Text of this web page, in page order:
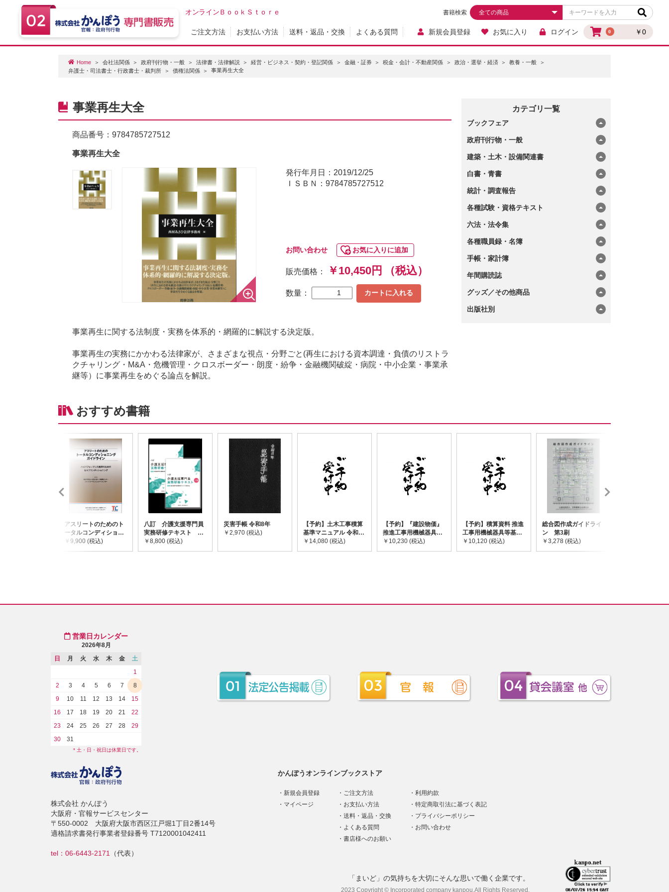
オンラインＢｏｏｋＳｔｏｒｅ
0 ￥0
書籍検索
ご注文方法 お支払い方法 送料・返品・交換 よくある質問 新規会員登録 お気に入り ログイン
Home 会社法関係 政府刊行物・一般 法律書・法律解説 経営・ビジネス・契約・登記関係 金融・証券 税金・会計・不動産関係 政治・選挙・経済
教養・一般
弁護士・司法書士・行政書士・裁判所
債権法関係 事業再生大全
カテゴリ一覧
ブックフェア
政府刊行物・一般
建築・土木・設備関連書
白書・青書
統計・調査報告
各種試験・資格テキスト
六法・法令集
各種職員録・名簿
手帳・家計簿
年間購読誌
グッズ／その他商品
出版社別
事業再生大全
商品番号： 9784785727512
事業再生大全
発行年月日：2019/12/25
ＩＳＢＮ：9784785727512
お問い合わせ お気に入りに追加
販売価格： ￥10,450円 （税込）
数量： カートに入れる
事業再生に関する法制度・実務を体系的・網羅的に解説する決定版。
事業再生の実務にかかわる法律家が、さまざまな視点・分野ごと(再生における資本調達・負債のリストラ
クチャリング・M&A・危機管理・クロスボーダー・朗度・紛争・金融機関破綻・病院・中小企業・事業承
継等）に事業再生をめぐる論点を解説。
おすすめ書籍
アスリートのためのト
ータルコンディショニ
ングガイドライン
￥9,900 (税込)
八訂 介護支援専門員
実務研修テキスト
(上・下巻/分売不可)
￥8,800 (税込)
災害手帳 令和8年
￥2,970 (税込)
【予約】土木工事積算
基準マニュアル 令和8
年度版 ※2026年8月
下旬発売予定
￥14,080 (税込)
【予約】『建設物価』
推進工事用機械器具等
基礎価格表 2026年度
版 ※2026/8/31発売予
￥10,230 (税込)
【予約】積算資料 推進
工事用機械器具等基礎
価格表 2026年度版
※2026/8/31発売予定
￥10,120 (税込)
総合図作成ガイドライ
ン 第3刷
￥3,278 (税込)
かんぽうオンラインブックストア
新規会員登録
マイページ
ご注文方法
お支払い方法
送料・返品・交換
よくある質問
書店様へのお願い
利用約款
特定商取引法に基づく表記
プライバシーポリシー
お問い合わせ
営業日カレンダー
2026年8月
日
月 火 水 木 金
土
1
2
3 4 5 6 7
8
9
10 11 12 13 14
15
16
17 18 19 20 21
22
23
24 25 26 27 28
29
30
31
* 土・日・祝日は休業日です。
株式会社 かんぽう
大阪府・官報サービスセンター
〒550-0002 大阪府大阪市西区江戸堀1丁目2番14号
適格請求書発行事業者登録番号 T7120001042411
tel：06-6443-2171 （代表）
「まいど」の気持ちを大切にそんな思いで働く企業です。
2023 Copyright © Incorporated company kanpou.All Rights Reserved.